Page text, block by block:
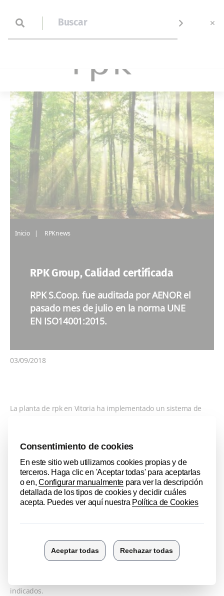
Contáctanos
Inicio RPKnews
RPK Group, Calidad certificada
RPK S.Coop. fue auditada por AENOR el
pasado mes de julio en la norma UNE
EN ISO14001:2015.
03/09/2018
La planta de rpk en Vitoria ha implementado un sistema de
de poder ampliar el conocimiento del compromiso de rpk para
con el medio ambiente y la seguridad pueden solicitar nuestra
política, alcance y desempeño en los siguientes correos
electrónicos.
RPK Vitoria S.Ureta@rpk.es
RPK IndiaQuality@rpkIndia.com
Además, el grupo rpk estaría muy agradecido si nos pudieran
indicados.